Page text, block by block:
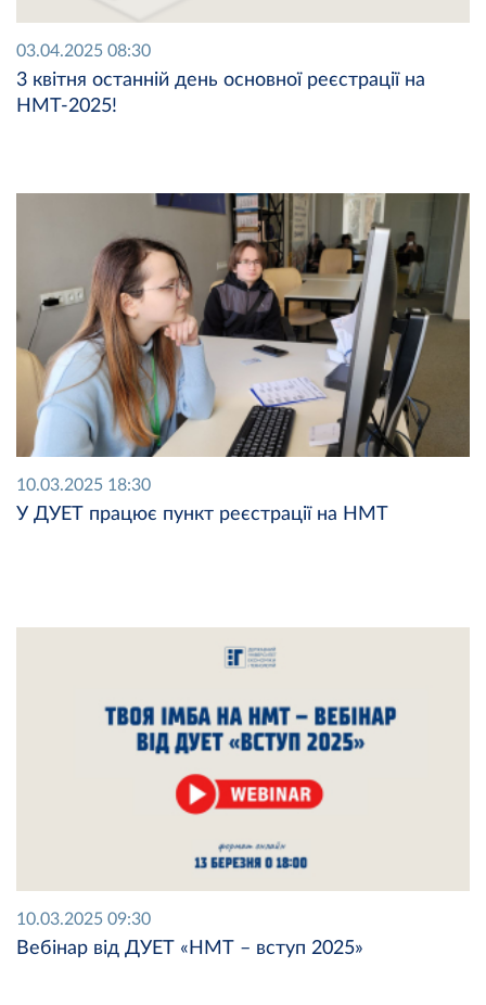
03.04.2025 08:30
3 квітня останній день основної реєстрації на
НМТ-2025!
10.03.2025 18:30
У ДУЕТ працює пункт реєстрації на НМТ
10.03.2025 09:30
Вебінар від ДУЕТ «НМТ – вступ 2025»